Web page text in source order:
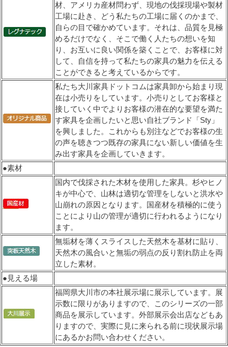
材、アメリカ産材問わず、現地の伐採現場や製材
工場に赴き、どう私たちの工場に届くのかまで、
自らの目で確かめています。それは、品質を見極
めるだけでなく、そこで働く人たちの想いを知
り、お互いに良い関係を築くことで、お客様に対
して、自信を持って私たちの家具の魅力を伝える
ことができると考えているからです。
私たち大川家具ドットコムは家具卸から始まり現
在は小売りをしています。小売りとしてお客様と
接していく中でよりお客様の潜在的な要望を満た
す家具を企画したいと思い自社ブランド「Sty」
を興しました。これからも別注などでお客様の生
の声を聴きつつ既存の家具にない新しい価値を生
み出す家具を企画していきます。
●素材
国内で伐採された木材を使用した家具。杉やヒノ
キが中心で、山林は適切な管理をしないと洪水や
山崩れの原因となります。国産材を積極的に使う
ことにより山の管理が適切に行われるようになり
ます。
無垢材を薄くスライスした天然木を基材に貼り、
天然木の風合いと無垢の弱点の反り割れ防止を両
立した素材。
●見える場
福岡県大川市の本社展示場に展示しています。展
示数に限りがありますので、このシリーズの一部
商品を展示しています。外部展示会出店などもあ
りますので、実際に見に来られる前に現状展示場
にあるかお問い合わせください。